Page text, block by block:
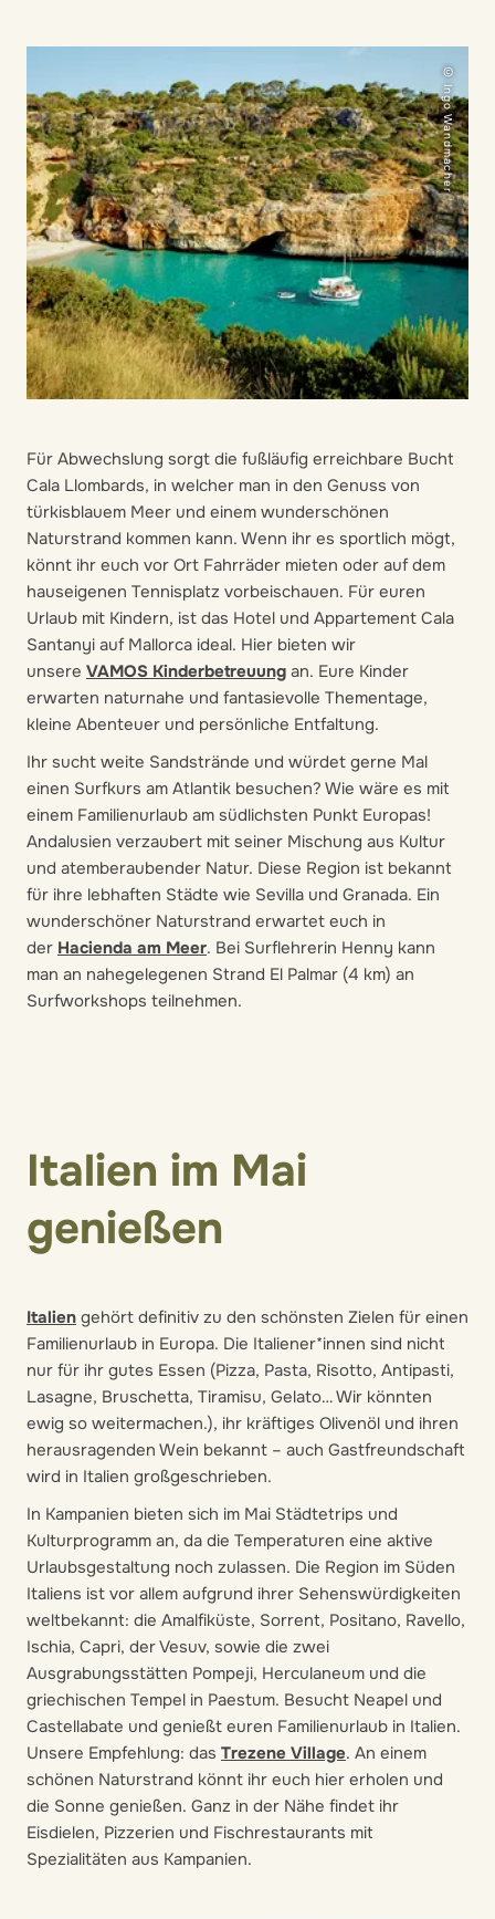
Für Abwechslung sorgt die fußläufig erreichbare Bucht
Cala Llombards, in welcher man in den Genuss von
türkisblauem Meer und einem wunderschönen
Naturstrand kommen kann. Wenn ihr es sportlich mögt,
könnt ihr euch vor Ort Fahrräder mieten oder auf dem
hauseigenen Tennisplatz vorbeischauen. Für euren
Urlaub mit Kindern, ist das Hotel und Appartement Cala
Santanyi auf Mallorca ideal. Hier bieten wir
unsere VAMOS Kinderbetreuung an. Eure Kinder
erwarten naturnahe und fantasievolle Thementage,
kleine Abenteuer und persönliche Entfaltung.
Ihr sucht weite Sandstrände und würdet gerne Mal
einen Surfkurs am Atlantik besuchen? Wie wäre es mit
einem Familienurlaub am südlichsten Punkt Europas!
Andalusien verzaubert mit seiner Mischung aus Kultur
und atemberaubender Natur. Diese Region ist bekannt
für ihre lebhaften Städte wie Sevilla und Granada. Ein
wunderschöner Naturstrand erwartet euch in
der Hacienda am Meer. Bei Surflehrerin Henny kann
man an nahegelegenen Strand El Palmar (4 km) an
Surfworkshops teilnehmen.
© Ingo Wandmacher
Italien im Mai
genießen
Italien gehört definitiv zu den schönsten Zielen für einen
Familienurlaub in Europa. Die Italiener*innen sind nicht
nur für ihr gutes Essen (Pizza, Pasta, Risotto, Antipasti,
Lasagne, Bruschetta, Tiramisu, Gelato… Wir könnten
ewig so weitermachen.), ihr kräftiges Olivenöl und ihren
herausragenden Wein bekannt – auch Gastfreundschaft
wird in Italien großgeschrieben.
In Kampanien bieten sich im Mai Städtetrips und
Kulturprogramm an, da die Temperaturen eine aktive
Urlaubsgestaltung noch zulassen. Die Region im Süden
Italiens ist vor allem aufgrund ihrer Sehenswürdigkeiten
weltbekannt: die Amalfiküste, Sorrent, Positano, Ravello,
Ischia, Capri, der Vesuv, sowie die zwei
Ausgrabungsstätten Pompeji, Herculaneum und die
griechischen Tempel in Paestum. Besucht Neapel und
Castellabate und genießt euren Familienurlaub in Italien.
Unsere Empfehlung: das Trezene Village. An einem
schönen Naturstrand könnt ihr euch hier erholen und
die Sonne genießen. Ganz in der Nähe findet ihr
Eisdielen, Pizzerien und Fischrestaurants mit
Spezialitäten aus Kampanien.